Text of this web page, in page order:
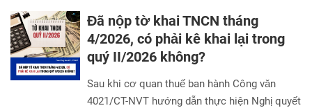
Đã nộp tờ khai TNCN tháng
4/2026, có phải kê khai lại trong
quý II/2026 không?
Sau khi cơ quan thuế ban hành Công văn
4021/CT-NVT hướng dẫn thực hiện Nghị quyết